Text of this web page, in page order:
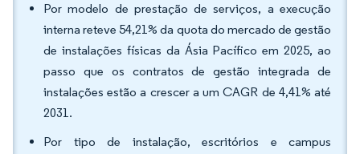
Por modelo de prestação de serviços, a execução
interna reteve 54,21% da quota do mercado de gestão
de instalações físicas da Ásia Pacífico em 2025, ao
passo que os contratos de gestão integrada de
instalações estão a crescer a um CAGR de 4,41% até
2031.
Por tipo de instalação, escritórios e campus